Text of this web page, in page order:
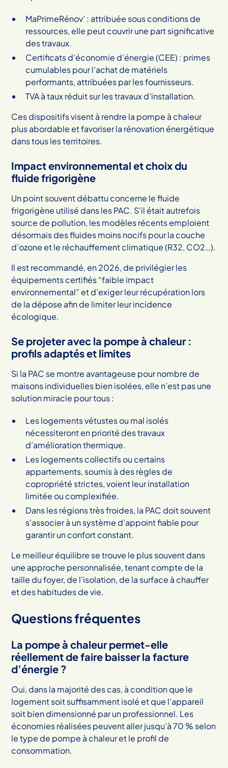
MaPrimeRénov’ : attribuée sous conditions de
ressources, elle peut couvrir une part significative
des travaux.
Certificats d’économie d’énergie (CEE) : primes
cumulables pour l’achat de matériels
performants, attribuées par les fournisseurs.
TVA à taux réduit sur les travaux d’installation.
Ces dispositifs visent à rendre la pompe à chaleur
plus abordable et favoriser la rénovation énergétique
dans tous les territoires.
Impact environnemental et choix du
fluide frigorigène
Un point souvent débattu concerne le fluide
frigorigène utilisé dans les PAC. S’il était autrefois
source de pollution, les modèles récents emploient
désormais des fluides moins nocifs pour la couche
d’ozone et le réchauffement climatique (R32, CO2…).
Il est recommandé, en 2026, de privilégier les
équipements certifiés “faible impact
environnemental” et d’exiger leur récupération lors
de la dépose afin de limiter leur incidence
écologique.
Se projeter avec la pompe à chaleur :
profils adaptés et limites
Si la PAC se montre avantageuse pour nombre de
maisons individuelles bien isolées, elle n’est pas une
solution miracle pour tous :
Les logements vétustes ou mal isolés
nécessiteront en priorité des travaux
d’amélioration thermique.
Les logements collectifs ou certains
appartements, soumis à des règles de
copropriété strictes, voient leur installation
limitée ou complexifiée.
Dans les régions très froides, la PAC doit souvent
s’associer à un système d’appoint fiable pour
garantir un confort constant.
Le meilleur équilibre se trouve le plus souvent dans
une approche personnalisée, tenant compte de la
taille du foyer, de l’isolation, de la surface à chauffer
et des habitudes de vie.
Questions fréquentes
La pompe à chaleur permet-elle
réellement de faire baisser la facture
d’énergie ?
Oui, dans la majorité des cas, à condition que le
logement soit suffisamment isolé et que l’appareil
soit bien dimensionné par un professionnel. Les
économies réalisées peuvent aller jusqu’à 70 % selon
le type de pompe à chaleur et le profil de
consommation.